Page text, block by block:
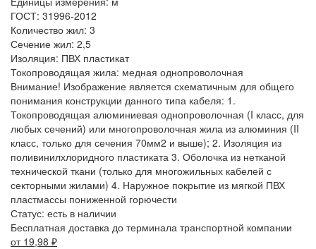
ГОСТ: 31996-2012
Количество жил: 3
Сечение жил: 2,5
Изоляция: ПВХ пластикат
Токопроводящая жила: медная однопроволочная
Внимание! Изображение является схематичным для общего
понимания конструкции данного типа кабеля: 1.
Токопроводящая алюминиевая однопроволочная (I класс, для
любых сечений) или многопроволочная жила из алюминия (II
класс, только для сечения 70мм2 и выше); 2. Изоляция из
поливинилхлоридного пластиката 3. Оболочка из нетканой
технической ткани (только для многожильных кабелей с
секторными жилами) 4. Наружное покрытие из мягкой ПВХ
пластмассы пониженной горючести
Статус: есть в наличии
Бесплатная доставка до терминала транспортной компании
от 19,98 ₽